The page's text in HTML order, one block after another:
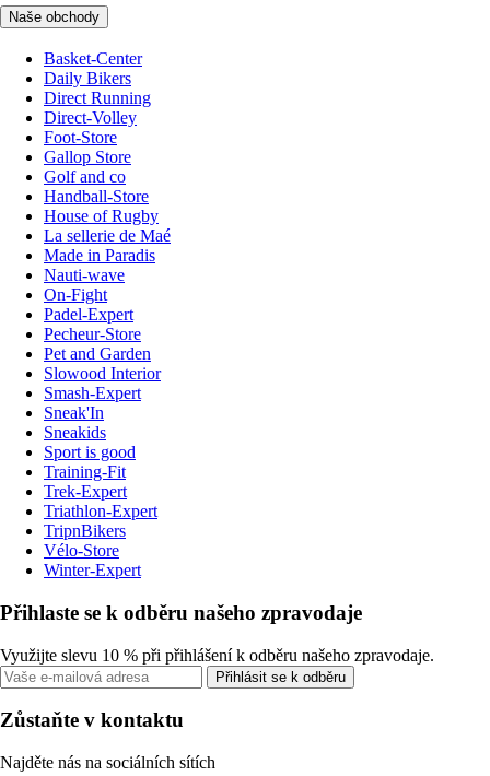
Naše obchody
Basket-Center
Daily Bikers
Direct Running
Direct-Volley
Foot-Store
Gallop Store
Golf and co
Handball-Store
House of Rugby
La sellerie de Maé
Made in Paradis
Nauti-wave
On-Fight
Padel-Expert
Pecheur-Store
Pet and Garden
Slowood Interior
Smash-Expert
Sneak'In
Sneakids
Sport is good
Training-Fit
Trek-Expert
Triathlon-Expert
TripnBikers
Vélo-Store
Winter-Expert
Přihlaste se k odběru našeho zpravodaje
Využijte slevu 10 % při přihlášení k odběru našeho zpravodaje.
Přihlásit se k odběru
Zůstaňte v kontaktu
Najděte nás na sociálních sítích